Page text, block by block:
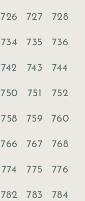
726 727 728
734 735 736
742 743 744
750 751 752
758 759 760
766 767 768
774 775 776
782 783 784